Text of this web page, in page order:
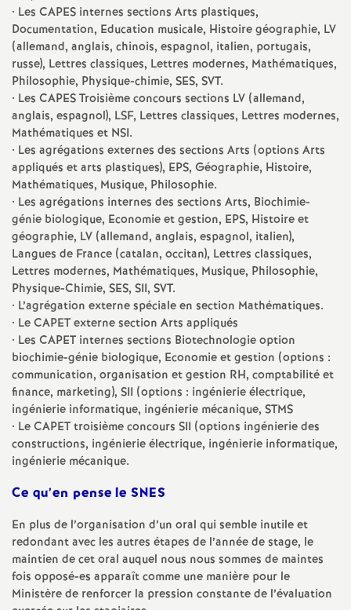
r
s
• Les CAPES internes sections Arts plastiques,
Documentation, Education musicale, Histoire géographie, LV
(allemand, anglais, chinois, espagnol, italien, portugais,
russe), Lettres classiques, Lettres modernes, Mathématiques,
Philosophie, Physique-chimie, SES, SVT.
• Les CAPESTroisième concours sections LV (allemand,
anglais, espagnol), LSF, Lettres classiques, Lettres modernes,
Mathématiques et NSI.
• Les agrégations externes des sections Arts (options Arts
appliqués et arts plastiques), EPS, Géographie, Histoire,
Mathématiques, Musique, Philosophie.
• Les agrégations internes des sections Arts, Biochimie-
génie biologique, Economie et gestion, EPS, Histoire et
géographie, LV (allemand, anglais, espagnol, italien),
Langues de France (catalan, occitan), Lettres classiques,
Lettres modernes, Mathématiques, Musique, Philosophie,
Physique-Chimie, SES, SII, SVT.
• L’agrégation externe spéciale en section Mathématiques.
• LeCAPETexterne section Arts appliqués
• Les CAPET internes sections Biotechnologie option
biochimie-génie biologique, Economie et gestion (options :
communication, organisation et gestion RH, comptabilité et
finance, marketing), SII (options : ingénierie électrique,
ingénierie informatique, ingénierie mécanique, STMS
• LeCAPETtroisième concours SII (options ingénierie des
constructions, ingénierie électrique, ingénierie informatique,
ingénierie mécanique.
Ce qu’en pense leSNES
En plus de l’organisation d’un oral qui semble inutile et
redondant avec les autres étapes de l’année de stage, le
maintien de cet oral auquel nous nous sommes de maintes
fois opposé-es apparaît comme une manière pour le
Ministère de renforcer la pression constante de l’évaluation